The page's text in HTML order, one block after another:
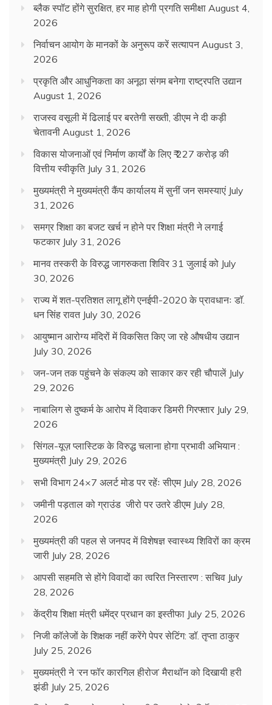
ब्लैक स्पॉट होंगे सुरक्षित, हर माह होगी प्रगति समीक्षा August 4,
2026
निर्वाचन आयोग के मानकों के अनुरूप करें सत्यापन August 3,
2026
प्रकृति और आधुनिकता का अनूठा संगम बनेगा राष्ट्रपति उद्यान
August 1, 2026
राजस्व वसूली में ढिलाई पर बरतेगी सख्ती, डीएम ने दी कड़ी
चेतावनी August 1, 2026
विकास योजनाओं एवं निर्माण कार्यों के लिए ₹ 227 करोड़ की
वित्तीय स्वीकृति July 31, 2026
मुख्यमंत्री ने मुख्यमंत्री कैंप कार्यालय में सुनीं जन समस्याएं July
31, 2026
समग्र शिक्षा का बजट खर्च न होने पर शिक्षा मंत्री ने लगाई
फटकार July 31, 2026
मानव तस्करी के विरुद्ध जागरुकता शिविर 31 जुलाई को July
30, 2026
राज्य में शत-प्रतिशत लागू होंगे एनईपी-2020 के प्रावधानः डाॅ.
धन सिंह रावत July 30, 2026
आयुष्मान आरोग्य मंदिरों में विकसित किए जा रहे औषधीय उद्यान
July 30, 2026
जन-जन तक पहुंचने के संकल्प को साकार कर रही चौपालें July
29, 2026
नाबालिग से दुष्कर्म के आरोप में दिवाकर डिमरी गिरफ्तार July 29,
2026
सिंगल-यूज़ प्लास्टिक के विरुद्ध चलाना होगा प्रभावी अभियान :
मुख्यमंत्री July 29, 2026
सभी विभाग 24×7 अलर्ट मोड पर रहेंः सीएम July 28, 2026
जमीनी पड़ताल को ग्राउंड जीरो पर उतरे डीएम July 28,
2026
मुख्यमंत्री की पहल से जनपद में विशेषज्ञ स्वास्थ्य शिविरों का क्रम
जारी July 28, 2026
आपसी सहमति से होंगे विवादों का त्वरित निस्तारण : सचिव July
28, 2026
केंद्रीय शिक्षा मंत्री धमेंद्र प्रधान का इस्तीफा July 25, 2026
निजी कॉलेजों के शिक्षक नहीं करेंगे पेपर सेटिंग: डॉ. तृप्ता ठाकुर
July 25, 2026
मुख्यमंत्री ने ‘रन फॉर कारगिल हीरोज’ मैराथॉन को दिखायी हरी
झंडी July 25, 2026